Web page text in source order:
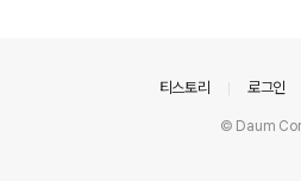
티스토리 로그인
© Daum